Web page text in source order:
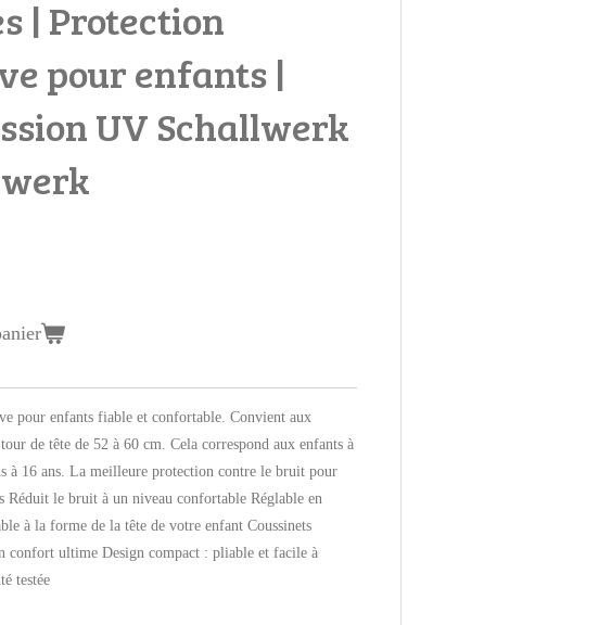
| Protection
pour enfants |
UV Schallwerk
pour enfants fiable et confortable. Convient aux
de tête de 52 à 60 cm. Cela correspond aux enfants à
à 16 ans. La meilleure protection contre le bruit pour
Réduit le bruit à un niveau confortable Réglable en
à la forme de la tête de votre enfant Coussinets
confort ultime Design compact : pliable et facile à
testée